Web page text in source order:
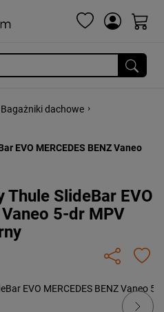
Bagażniki dachowe ›
EVO MERCEDES BENZ Vaneo
SlideBar EVO
Vaneo 5-dr MPV
Next